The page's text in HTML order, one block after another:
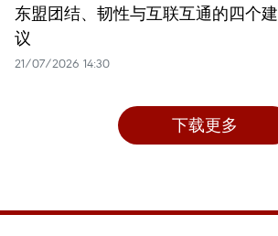
东盟团结、韧性与互联互通的四个建
议
21/07/2026 14:30
下载更多